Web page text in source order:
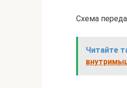
Схема
Читайте